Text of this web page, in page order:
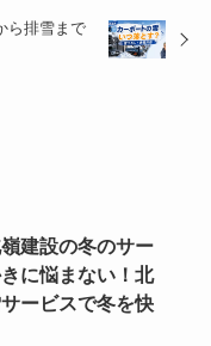
ら排雪まで
建設の冬のサー
に悩まない！北
ービスで冬を快